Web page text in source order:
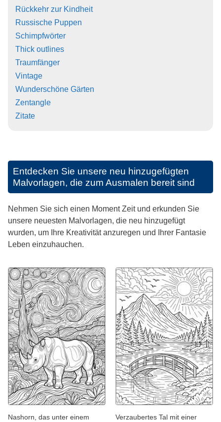
Rückkehr zur Kindheit
Russische Puppen
Schimpfwörter
Thick outlines
Traumfänger
Vintage
Wunderschöne Gärten
Zentangle
Zitate
Entdecken Sie unsere neu hinzugefügten
Malvorlagen, die zum Ausmalen bereit sind
Nehmen Sie sich einen Moment Zeit und erkunden Sie
unsere neuesten Malvorlagen, die neu hinzugefügt
wurden, um Ihre Kreativität anzuregen und Ihrer Fantasie
Leben einzuhauchen.
Nashorn, das unter einem
Verzaubertes Tal mit einer